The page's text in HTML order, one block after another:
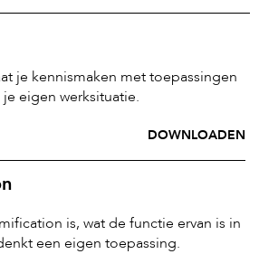
je kennismaken met toepassingen
eigen werksituatie.
DOWNLOADEN
is, wat de functie ervan is in
een eigen toepassing.